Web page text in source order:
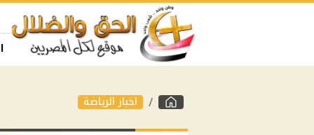
اخبار الرياضة